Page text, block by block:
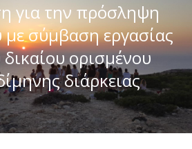
για την πρόσληψη
σύμβαση εργασίας
δικαίου ορισμένου
διάρκειας